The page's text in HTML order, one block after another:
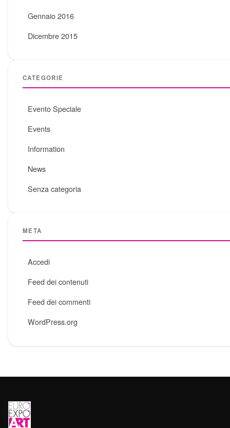
Gennaio 2016
Dicembre 2015
CATEGORIE
Evento Speciale
Events
Information
News
Senza categoria
META
Accedi
Feed dei contenuti
Feed dei commenti
WordPress.org